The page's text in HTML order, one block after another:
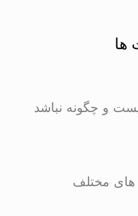
ها
و چگونه نباشد
های مختلف